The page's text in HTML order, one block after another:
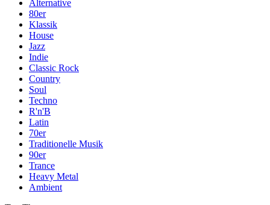
Alternative
80er
Klassik
House
Jazz
Indie
Classic Rock
Country
Soul
Techno
R'n'B
Latin
70er
Traditionelle Musik
90er
Trance
Heavy Metal
Ambient